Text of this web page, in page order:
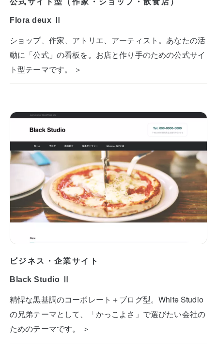
Flora deux Ⅱ
ショップ、作家、アトリエ、アーティスト。あなたの活
動に「公式」の看板を。お店と作り手のための公式サイ
ト型テーマです。 ＞
ビジネス・企業サイト
Black Studio Ⅱ
精悍な黒基調のコーポレート＋ブログ型。White Studio
の兄弟テーマとして、「かっこよさ」で選びたい会社の
ためのテーマです。 ＞